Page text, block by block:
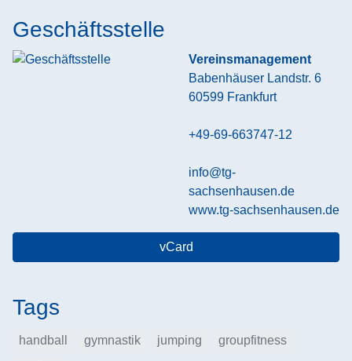
Geschäftsstelle
Vereinsmanagement
Babenhäuser Landstr. 6
60599 Frankfurt
+49-69-663747-12
info@tg-
sachsenhausen.de
www.tg-sachsenhausen.de
vCard
Tags
handball gymnastik jumping groupfitness